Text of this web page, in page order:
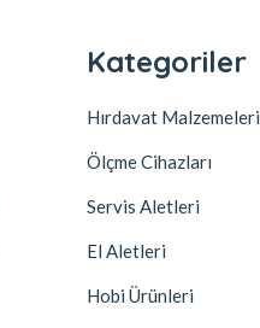
Kategoriler
Hırdavat Malzemeleri
Ölçme Cihazları
Servis Aletleri
El Aletleri
Hobi Ürünleri